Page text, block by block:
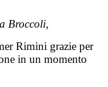
Broccoli,
Rimini grazie per
in un momento